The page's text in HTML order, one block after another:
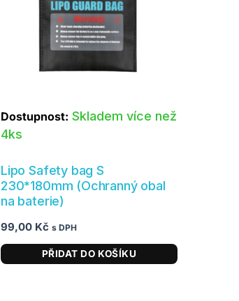
Dostupnost: Skladem více než
4ks
Lipo Safety bag S
230*180mm (Ochranný obal
na baterie)
99,00 Kč s DPH
PŘIDAT DO KOŠÍKU